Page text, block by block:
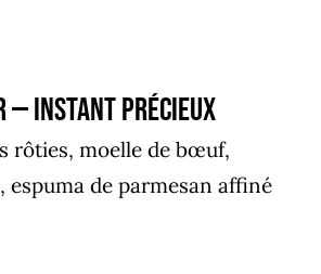
— Instant Précieux
rôties, moelle de bœuf,
de parmesan affiné